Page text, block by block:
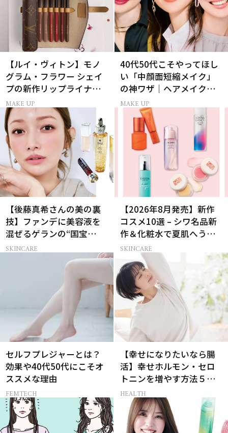
【ルイ・ヴィトン】モノ
グラム・フラワー シェイ
プの新作リップライナー
｢LV クレヨン｣が誕生！
MAKE UP
40代50代こそやってほし
い「中顔面短縮メイク」
の神ワザ｜ヘアメイク長
井かおりさん直伝
MAKE UP
【後藤真希さんの美の裏
技】ファンデに美容液を
混ぜるゲランの“国宝
級”ツヤ肌術
SKINCARE
【2026年8月発売】新作
コスメ10選 – シワ名品新
作＆化粧水で夏肌へうる
おいチャージ
SKINCARE
セルフプレジャーとは？
効果や40代50代にこそオ
ススメな理由
FEMTECH
【幸せになりたいなら腸
活】幸せホルモン・セロ
トニンを増やす方法５選
［医師監修］
HEALTH